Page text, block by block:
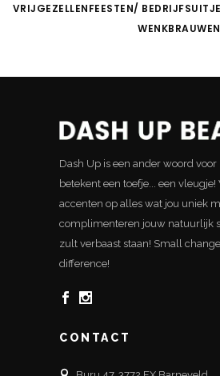
VRIJGEZELLENFEESTEN/
WENKBRAUWEN
Dash Up is een ander woord voor
betekent een toefje... een vleugje!
accenten op alles wat jou uniek
complimenteren jouw natuurlijk
zult verbaast staan! Small
difference!
CONTACT